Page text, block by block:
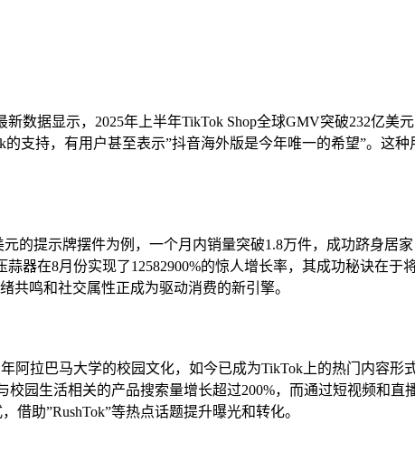
数据显示，2025年上半年TikTok Shop全球GMV突破232亿美
支持，有用户甚至表示”抖音海外版是今年唯一的希望”。这
的提示牌摆件为例，一个月内销量突破1.8万件，成功跻身居
器在8月份实现了12582900%的惊人增长率，其成功秘诀在于
共鸣和社交属性正成为驱动消费的新引擎。
阿拉巴马大学的校园文化，如今已成为TikTok上的热门内容形
园生活相关的产品搜索量增长超过200%，而通过短视频和直
助”RushTok”等热点话题提升曝光和转化。